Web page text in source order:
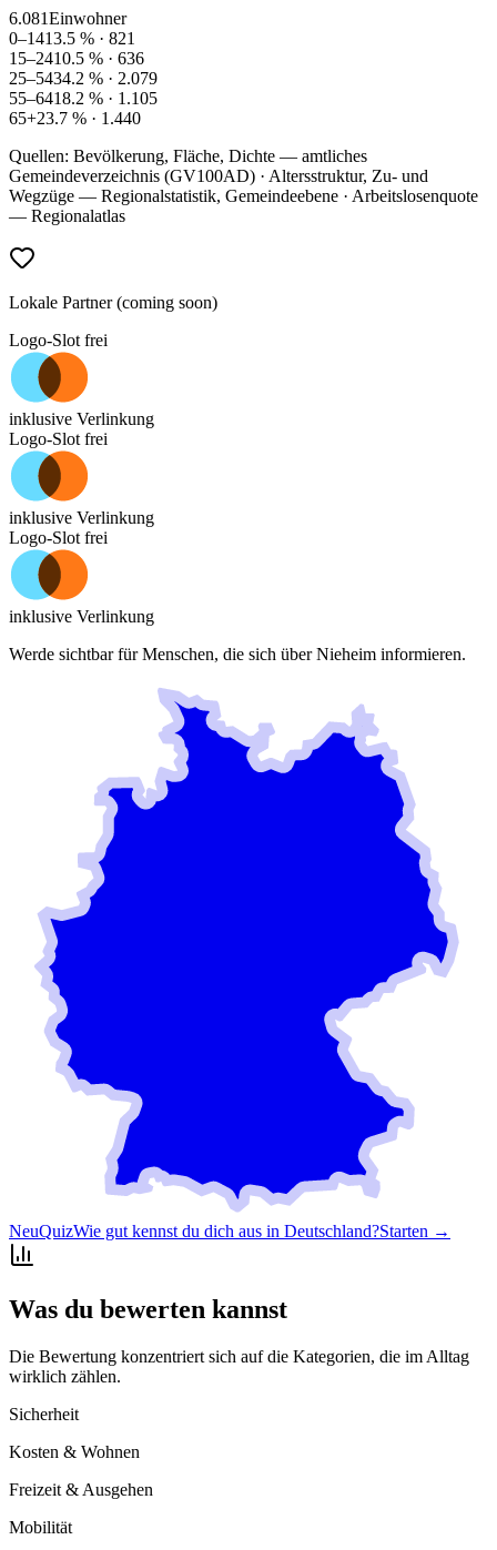
6.081Einwohner
0–1413.5 % · 821
15–2410.5 % · 636
25–5434.2 % · 2.079
55–6418.2 % · 1.105
65+23.7 % · 1.440
Quellen: Bevölkerung, Fläche, Dichte — amtliches
Gemeindeverzeichnis (GV100AD) · Altersstruktur, Zu- und
Wegzüge — Regionalstatistik, Gemeindeebene · Arbeitslosenquote
— Regionalatlas
Lokale Partner (coming soon)
Logo-Slot frei
inklusive Verlinkung
Logo-Slot frei
inklusive Verlinkung
Logo-Slot frei
inklusive Verlinkung
Werde sichtbar für Menschen, die sich überNieheim informieren.
NeuQuizWie gut kennst du dich aus in Deutschland?Starten →
Was du bewerten kannst
Die Bewertung konzentriert sich auf die Kategorien, die im Alltag
wirklich zählen.
Sicherheit
Kosten & Wohnen
Freizeit & Ausgehen
Mobilität